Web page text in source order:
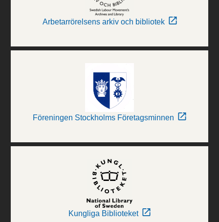
Arbetarrörelsens arkiv och bibliotek
Föreningen Stockholms Företagsminnen
Kungliga Biblioteket